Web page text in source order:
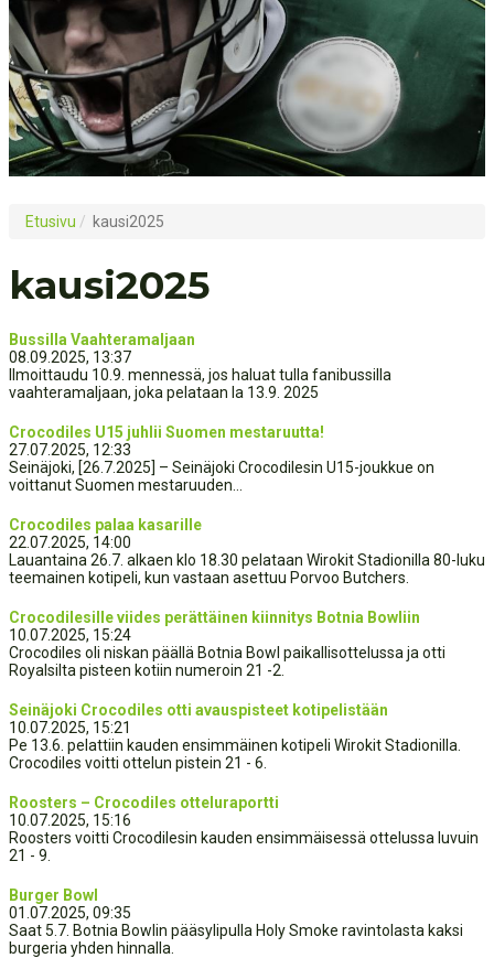
Etusivu / kausi2025
kausi2025
Bussilla Vaahteramaljaan
08.09.2025, 13:37
Ilmoittaudu 10.9. mennessä, jos haluat tulla fanibussilla
vaahteramaljaan, joka pelataan la 13.9. 2025
Crocodiles U15 juhlii Suomen mestaruutta!
27.07.2025, 12:33
Seinäjoki, [26.7.2025] – Seinäjoki Crocodilesin U15-joukkue on
voittanut Suomen mestaruuden...
Crocodiles palaa kasarille
22.07.2025, 14:00
Lauantaina 26.7. alkaen klo 18.30 pelataan Wirokit Stadionilla 80-luku
teemainen kotipeli, kun vastaan asettuu Porvoo Butchers.
Crocodilesille viides perättäinen kiinnitys Botnia Bowliin
10.07.2025, 15:24
Crocodiles oli niskan päällä Botnia Bowl paikallisottelussa ja otti
Royalsilta pisteen kotiin numeroin 21 -2.
Seinäjoki Crocodiles otti avauspisteet kotipelistään
10.07.2025, 15:21
Pe 13.6. pelattiin kauden ensimmäinen kotipeli Wirokit Stadionilla.
Crocodiles voitti ottelun pistein 21 - 6.
Roosters – Crocodiles otteluraportti
10.07.2025, 15:16
Roosters voitti Crocodilesin kauden ensimmäisessä ottelussa luvuin
21 - 9.
Burger Bowl
01.07.2025, 09:35
Saat 5.7. Botnia Bowlin pääsylipulla Holy Smoke ravintolasta kaksi
burgeria yhden hinnalla.